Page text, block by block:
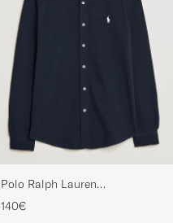
Polo Ralph Lauren
Featherweight Mesh Shirt
Aviator Navy
140€